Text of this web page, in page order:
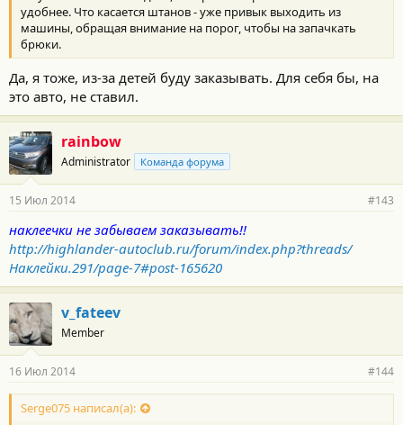
удобнее. Что касается штанов - уже привык выходить из
машины, обращая внимание на порог, чтобы на запачкать
брюки.
Да, я тоже, из-за детей буду заказывать. Для себя бы, на
это авто, не ставил.
rainbow
Administrator Команда форума
15 Июл 2014 #143
наклеечки не забываем заказывать!!
http://highlander-autoclub.ru/forum/index.php?threads/
Наклейки.291/page-7#post-165620
v_fateev
Member
16 Июл 2014 #144
Serge075 написал(а):